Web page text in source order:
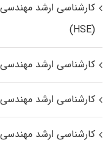
کارشناسی ارشد
(HSE)
کارشناسی ارشد
کارشناسی ارشد
کارشناسی ارشد